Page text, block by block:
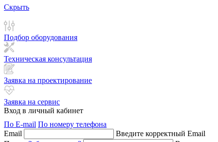
Скрыть
Подбор оборудования
Техническая консультация
Заявка на проектирование
Заявка на сервис
Вход в личный кабинет
По E-mail По номеру телефона
Email
Введите корректный Email